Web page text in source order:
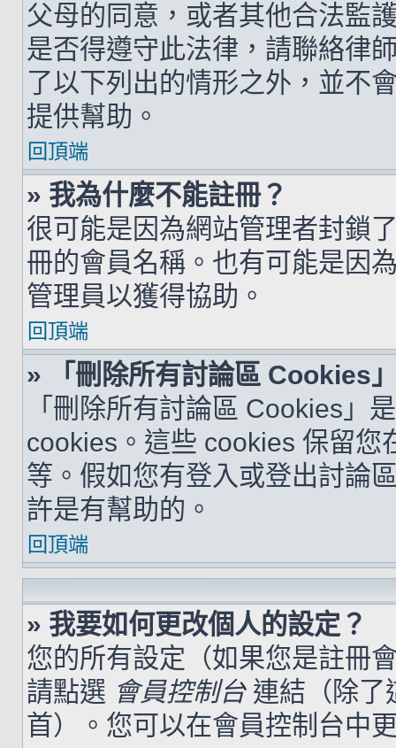
父母的同意，或者其他合法監
是否得遵守此法律，請聯絡律
了以下列出的情形之外，並不
提供幫助。
回頂端
» 我為什麼不能註冊？
很可能是因為網站管理者封鎖
冊的會員名稱。也有可能是因
管理員以獲得協助。
回頂端
» 「刪除所有討論區 Cookies
「刪除所有討論區 Cookies」
cookies。這些 cookies 保留您
等。假如您有登入或登出討論
許是有幫助的。
回頂端
» 我要如何更改個人的設定？
您的所有設定（如果您是註冊
請點選 會員控制台連結（除了
首）。您可以在會員控制台中